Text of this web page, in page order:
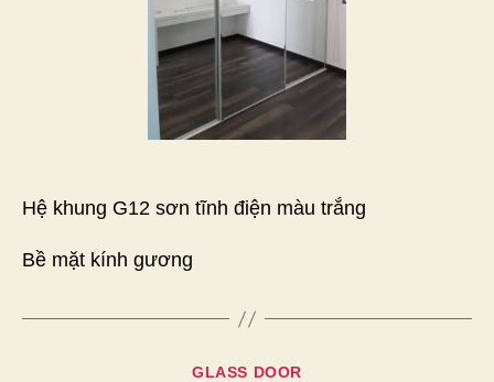
Hệ khung G12 sơn tĩnh điện màu trắng
Bề mặt kính gương
Chuyên
GLASS DOOR